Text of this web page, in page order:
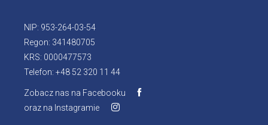
NIP: 953-264-03-54
Regon: 341480705
KRS: 0000477573
Telefon: +48 52 320 11 44
Zobacz nas na Facebooku Otworzy
oraz na Instagramie Otworzy